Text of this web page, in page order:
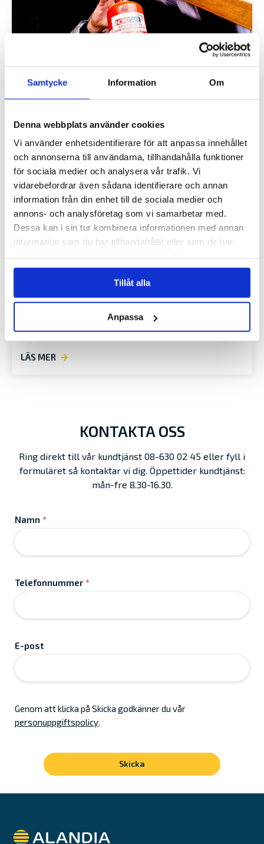
Samtycke Information Om
Denna webbplats använder cookies
Vi använder enhetsidentifierare för att anpassa innehållet
och annonserna till användarna, tillhandahålla funktioner
för sociala medier och analysera vår trafik. Vi
vidarebefordrar även sådana identifierare och annan
information från din enhet till de sociala medier och
annons- och analysföretag som vi samarbetar med.
Dessa kan i sin tur kombinera informationen med annan
information som du har tillhandahållit eller som de har
Tillåt alla
Anpassa
LÄS MER
Även om hösten är en fin årstid för båtturer börjar…
LÄS MER
KONTAKTA OSS
Ring direkt till vår kundtjänst 08-630 02 45 eller fyll i
formuläret så kontaktar vi dig. Öppettider kundtjänst:
mån-fre 8.30-16.30.
Namn *
Telefonnummer *
E-post
Genom att klicka på Skicka godkänner du vår
personuppgiftspolicy.
Alandia